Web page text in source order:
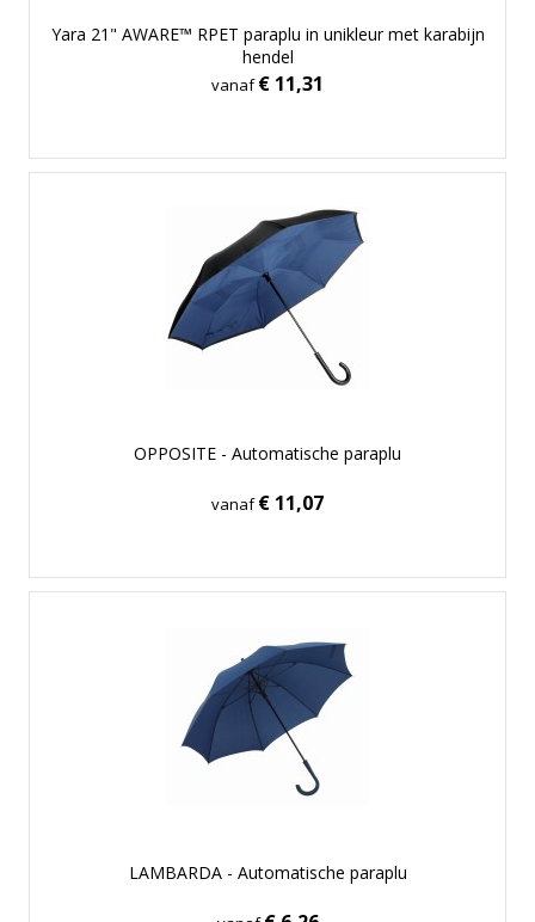
Yara 21" AWARE™ RPET paraplu in unikleur met karabijn
hendel
vanaf€ 11,31
OPPOSITE - Automatische paraplu
vanaf€ 11,07
LAMBARDA - Automatische paraplu